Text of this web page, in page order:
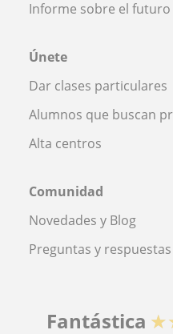
Informe sobre el futuro
Únete
Dar clases particulares
Alumnos que buscan
Alta centros
Comunidad
Novedades y Blog
Preguntas y respuestas
Fantástica